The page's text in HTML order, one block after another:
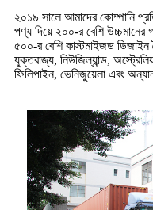
২০১৯ সালে আমাদের কোম্পানি
পণ্য দিয়ে ২০০-র বেশি উচ্চমানের
৫০০-র বেশি কাস্টমাইজড ডিজাইন
যুক্তরাজ্য, নিউজিল্যান্ড,
ফিলিপাইন, ভেনিজুয়েলা এবং